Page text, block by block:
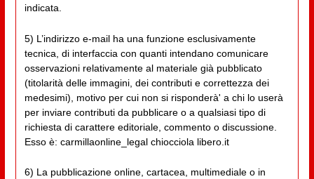
indicata.
5) L’indirizzo e-mail ha una funzione esclusivamente
tecnica, di interfaccia con quanti intendano comunicare
osservazioni relativamente al materiale già pubblicato
(titolarità delle immagini, dei contributi e correttezza dei
medesimi), motivo per cui non si risponderà' a chi lo userà
per inviare contributi da pubblicare o a qualsiasi tipo di
richiesta di carattere editoriale, commento o discussione.
Esso è: carmillaonline_legal chiocciola libero.it
6) La pubblicazione online, cartacea, multimediale o in